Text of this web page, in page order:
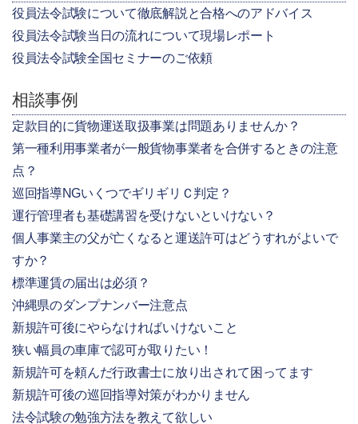
役員法令試験について徹底解説と合格へのアドバイス
役員法令試験当日の流れについて現場レポート
役員法令試験全国セミナーのご依頼
相談事例
定款目的に貨物運送取扱事業は問題ありませんか？
第一種利用事業者が一般貨物事業者を合併するときの注意
点？
巡回指導NGいくつでギリギリＣ判定？
運行管理者も基礎講習を受けないといけない？
個人事業主の父が亡くなると運送許可はどうすれがよいで
すか？
標準運賃の届出は必須？
沖縄県のダンプナンバー注意点
新規許可後にやらなければいけないこと
狭い幅員の車庫で認可が取りたい！
新規許可を頼んだ行政書士に放り出されて困ってます
新規許可後の巡回指導対策がわかりません
法令試験の勉強方法を教えて欲しい